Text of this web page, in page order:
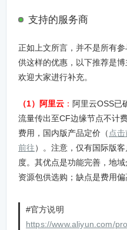
支持的服务商
正如上文所言，并不是所有
供这样的优惠，以下推荐是
欢迎大家进行补充。
（1）阿里云 ： 阿里云OSS已
流量传出至CF边缘节点不计
费用，国内版产品定价（ 点
前往）。注意，仅有国际版
度。其优点是功能完善，地
资源包供选购；缺点是费用偏
#官方说明
https://www.aliyun.com/